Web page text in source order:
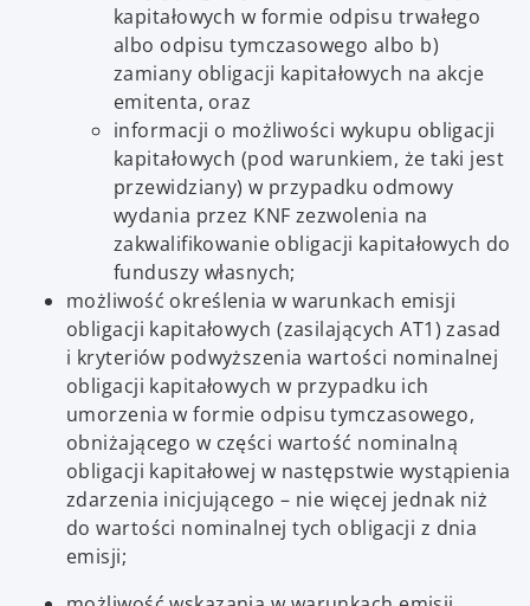
kapitałowych w formie odpisu trwałego
albo odpisu tymczasowego albo b)
zamiany obligacji kapitałowych na akcje
emitenta, oraz
informacji o możliwości wykupu obligacji
kapitałowych (pod warunkiem, że taki jest
przewidziany) w przypadku odmowy
wydania przez KNF zezwolenia na
zakwalifikowanie obligacji kapitałowych do
funduszy własnych;
możliwość określenia w warunkach emisji
obligacji kapitałowych (zasilających AT1) zasad
i kryteriów podwyższenia wartości nominalnej
obligacji kapitałowych w przypadku ich
umorzenia w formie odpisu tymczasowego,
obniżającego w części wartość nominalną
obligacji kapitałowej w następstwie wystąpienia
zdarzenia inicjującego – nie więcej jednak niż
do wartości nominalnej tych obligacji z dnia
emisji;